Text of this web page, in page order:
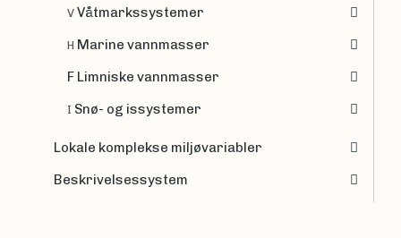
V Våtmarkssystemer
H Marine vannmasser
F Limniske vannmasser
I Snø- og issystemer
Lokale komplekse miljøvariabler
Beskrivelsessystem